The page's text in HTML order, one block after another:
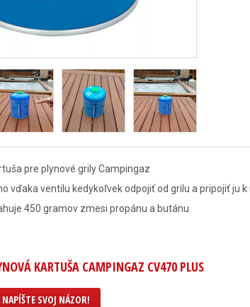
pre plynové grily Campingaz
vďaka ventilu kedykoľvek odpojiť od grilu a pripojiť ju
450 gramov zmesi propánu a butánu
KARTUŠA CAMPINGAZ CV470 PLUS
SVOJ NÁZOR!